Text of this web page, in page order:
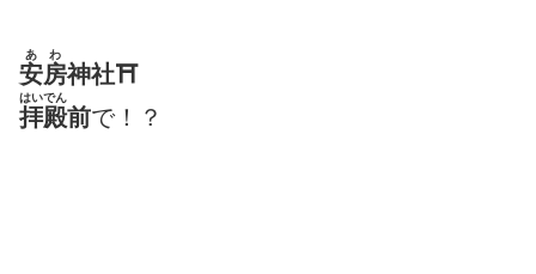
安房
あわ
神社⛩
拝殿
はいでん
前で！？